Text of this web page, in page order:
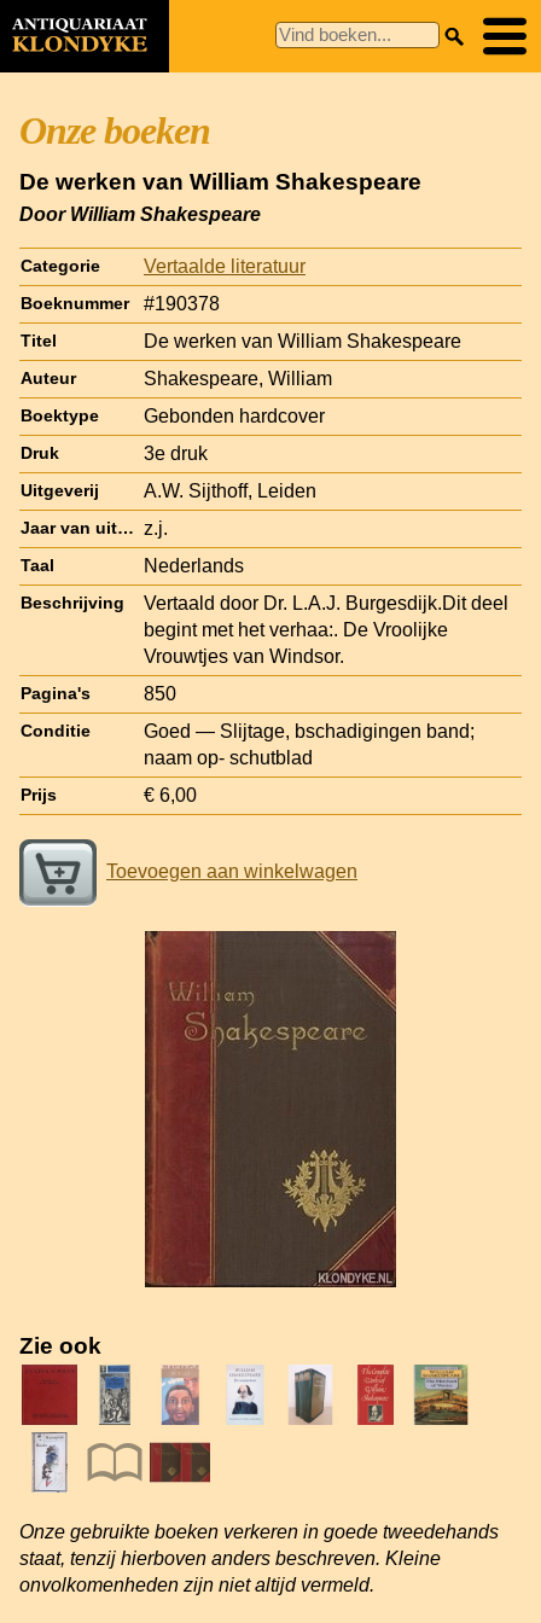
Onze boeken
De werken van William Shakespeare
Door William Shakespeare
Categorie Vertaalde literatuur
Boeknummer #190378
Titel De werken van William Shakespeare
Auteur Shakespeare, William
Boektype Gebonden hardcover
Druk 3e druk
Uitgeverij A.W. Sijthoff, Leiden
Jaar van uitgave z.j.
Taal Nederlands
Beschrijving
Vertaald door Dr. L.A.J. Burgesdijk.Dit deel
begint met het verhaa:. De Vroolijke
Vrouwtjes van Windsor.
Pagina's 850
Conditie
Goed — Slijtage, bschadigingen band;
naam op- schutblad
Prijs € 6,00
Toevoegen aan winkelwagen
Zie ook
Onze gebruikte boeken verkeren in goede tweedehands
staat, tenzij hierboven anders beschreven. Kleine
onvolkomenheden zijn niet altijd vermeld.